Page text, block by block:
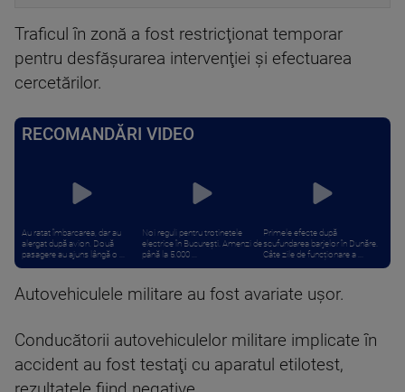
Traficul în zonă a fost restricţionat temporar
pentru desfăşurarea intervenţiei şi efectuarea
cercetărilor.
RECOMANDĂRI VIDEO
Au ratat îmbarcarea, dar au
alergat după avion. Două
pasagere au ajuns lângă o ...
Noi reguli pentru trotinetele
electrice în București. Amenzi de
până la 5.000 ...
Primele efecte după
scufundarea barjelor în Dunăre.
Câte zile de funcționare a ...
Autovehiculele militare au fost avariate uşor.
Conducătorii autovehiculelor militare implicate în
accident au fost testaţi cu aparatul etilotest,